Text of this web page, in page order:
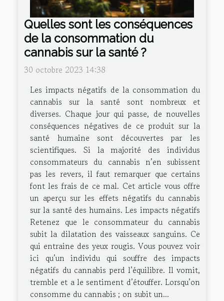
Quelles sont les conséquences
de la consommation du
cannabis sur la santé ?
30 octobre 2023 14:38
Les impacts négatifs de la consommation du
cannabis sur la santé sont nombreux et
diverses. Chaque jour qui passe, de nouvelles
conséquences négatives de ce produit sur la
santé humaine sont découvertes par les
scientifiques. Si la majorité des individus
consommateurs du cannabis n’en subissent
pas les revers, il faut remarquer que certains
font les frais de ce mal. Cet article vous offre
un aperçu sur les effets négatifs du cannabis
sur la santé des humains. Les impacts négatifs
Retenez que le consommateur du cannabis
subit la dilatation des vaisseaux sanguins. Ce
qui entraine des yeux rougis. Vous pouvez voir
ici qu’un individu qui souffre des impacts
négatifs du cannabis perd l’équilibre. Il vomit,
tremble et a le sentiment d’étouffer. Lorsqu’on
consomme du cannabis ; on subit un...